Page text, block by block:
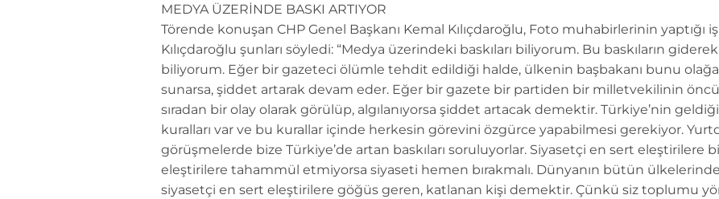
MEDYA ÜZERİNDE BASKI ARTIYOR
Törende konuşan CHP Genel Başkanı Kemal Kılıçdaroğlu, Foto muhabirlerinin yaptığı
Kılıçdaroğlu şunları söyledi: “Medya üzerindeki baskıları biliyorum. Bu baskıların giderek
biliyorum. Eğer bir gazeteci ölümle tehdit edildiği halde, ülkenin başbakanı bunu
sunarsa, şiddet artarak devam eder. Eğer bir gazete bir partiden bir milletvekilinin
sıradan bir olay olarak görülüp, algılanıyorsa şiddet artacak demektir. Türkiye’nin
kuralları var ve bu kurallar içinde herkesin görevini özgürce yapabilmesi gerekiyor.
görüşmelerde bize Türkiye’de artan baskıları soruluyorlar. Siyasetçi en sert
eleştirilere tahammül etmiyorsa siyaseti hemen bırakmalı. Dünyanın bütün
siyasetçi en sert eleştirilere göğüs geren, katlanan kişi demektir. Çünkü siz toplumu